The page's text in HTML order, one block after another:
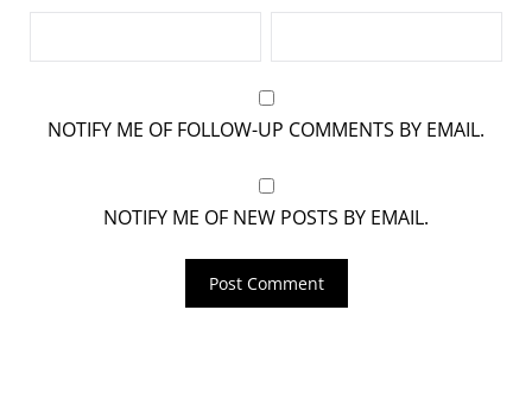
NOTIFY ME OF FOLLOW-UP COMMENTS BY EMAIL.
NOTIFY ME OF NEW POSTS BY EMAIL.